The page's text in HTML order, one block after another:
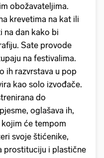
obožavateljima.
krevetima na kat ili
na dan kako bi
Sate provode
na festivalima.
ih razvrstava u pop
kao solo izvođače.
do
oglašava ih,
će tempom
svoje štićenike,
prostituciju i plastične